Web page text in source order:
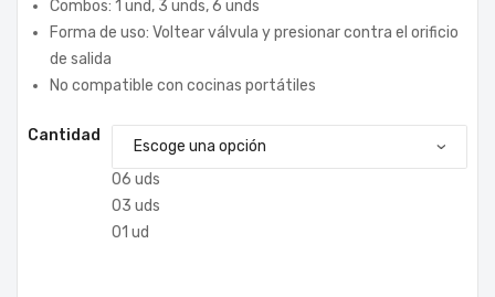
Combos: 1 und, 3 unds, 6 unds
Forma de uso: Voltear válvula y presionar contra el orificio
de salida
No compatible con cocinas portátiles
Cantidad
06 uds
03 uds
01 ud